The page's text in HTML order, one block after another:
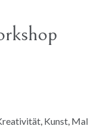
, Kunst,